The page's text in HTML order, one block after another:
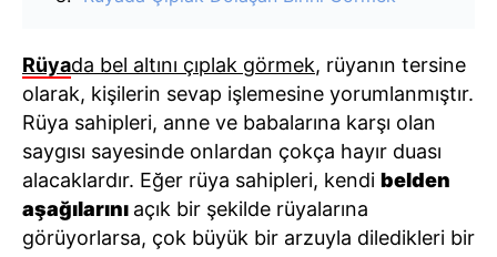
Rüyada bel altını çıplak görmek, rüyanın tersine
olarak, kişilerin sevap işlemesine yorumlanmıştır.
Rüya sahipleri, anne ve babalarına karşı olan
saygısı sayesinde onlardan çokça hayır duası
alacaklardır. Eğer rüya sahipleri, kendi belden
aşağılarını açık bir şekilde rüyalarına
görüyorlarsa, çok büyük bir arzuyla diledikleri bir